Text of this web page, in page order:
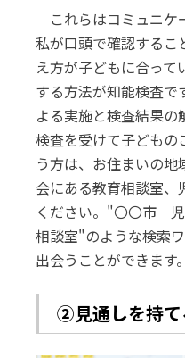
これらはコミュニケ
私が口頭で確認するこ
え方が子どもに合って
する方法が知能検査で
よる実施と検査結果
検査を受けて子どもの
う方は、お住まいの
会にある教育相談室、
ください。"〇〇市
相談室"のような検索
出会うことができます。
②見通しを持て